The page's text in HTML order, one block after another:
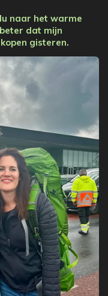
naar het warme
dat mijn
gisteren.